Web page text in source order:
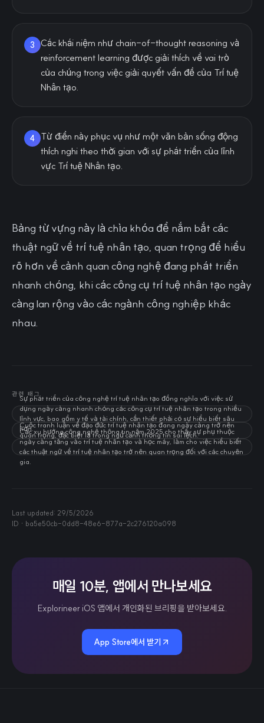
3
Các khái niệm như chain-of-thought reasoning và
reinforcement learning được giải thích về vai trò
của chúng trong việc giải quyết vấn đề của Trí tuệ
Nhân tạo.
4
Từ điển này phục vụ như một văn bản sống động
thích nghi theo thời gian với sự phát triển của lĩnh
vực Trí tuệ Nhân tạo.
Bảng từ vựng này là chìa khóa để nắm bắt các
thuật ngữ về trí tuệ nhân tạo, quan trọng để hiểu
rõ hơn về cảnh quan công nghệ đang phát triển
nhanh chóng, khi các công cụ trí tuệ nhân tạo ngày
càng lan rộng vào các ngành công nghiệp khác
nhau.
관련 태그
Sự phát triển của công nghệ trí tuệ nhân tạo đồng nghĩa với việc sử
dụng ngày càng nhanh chóng các công cụ trí tuệ nhân tạo trong nhiều
lĩnh vực, bao gồm y tế và tài chính, cần thiết phải có sự hiểu biết sâu
hơn.
Cuộc tranh luận về đạo đức trí tuệ nhân tạo đang ngày càng trở nên
quan trọng, đặc biệt là trong ngữ cảnh thông tin sai lệch.
Các xu hướng công nghệ thông tin năm 2025 cho thấy sự phụ thuộc
ngày càng tăng vào trí tuệ nhân tạo và học máy, làm cho việc hiểu biết
các thuật ngữ về trí tuệ nhân tạo trở nên quan trọng đối với các chuyên
gia.
Last updated: 29/5/2026
ID · ba5e50cb-0dd8-48e6-877a-2c276120a098
매일 10분, 앱에서 만나보세요
Explorineer iOS 앱에서 개인화된 브리핑을 받아보세요.
App Store에서 받기